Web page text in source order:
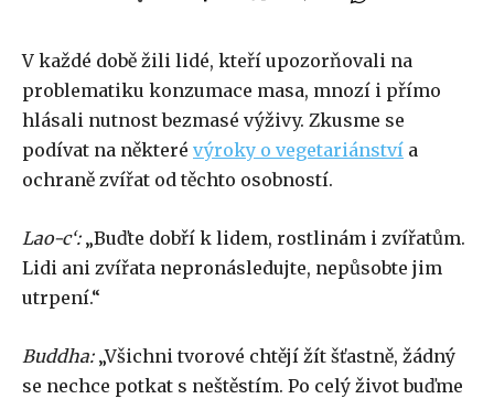
V každé době žili lidé, kteří upozorňovali na
problematiku konzumace masa, mnozí i přímo
hlásali nutnost bezmasé výživy. Zkusme se
podívat na některé výroky o vegetariánství a
ochraně zvířat od těchto osobností.
Lao-c‘:„Buďte dobří k lidem, rostlinám i zvířatům.
Lidi ani zvířata nepronásledujte, nepůsobte jim
utrpení.“
Buddha:„Všichni tvorové chtějí žít šťastně, žádný
se nechce potkat s neštěstím. Po celý život buďme